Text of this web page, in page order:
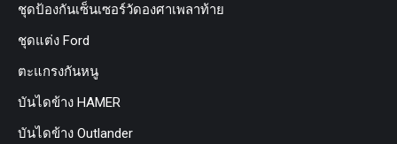
ชุดป้องกันเซ็นเซอร์วัดองศาเพลาท้าย
ชุดแต่ง Ford
ตะแกรงกันหนู
บันไดข้าง HAMER
บันไดข้าง Outlander